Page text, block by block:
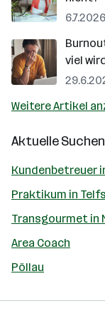
6.7.2026
viel
Weitere Artikel
Aktuelle
Kundenbetreuer
Praktikum in Telfs
Transgourmet in
Area Coach
Pöllau